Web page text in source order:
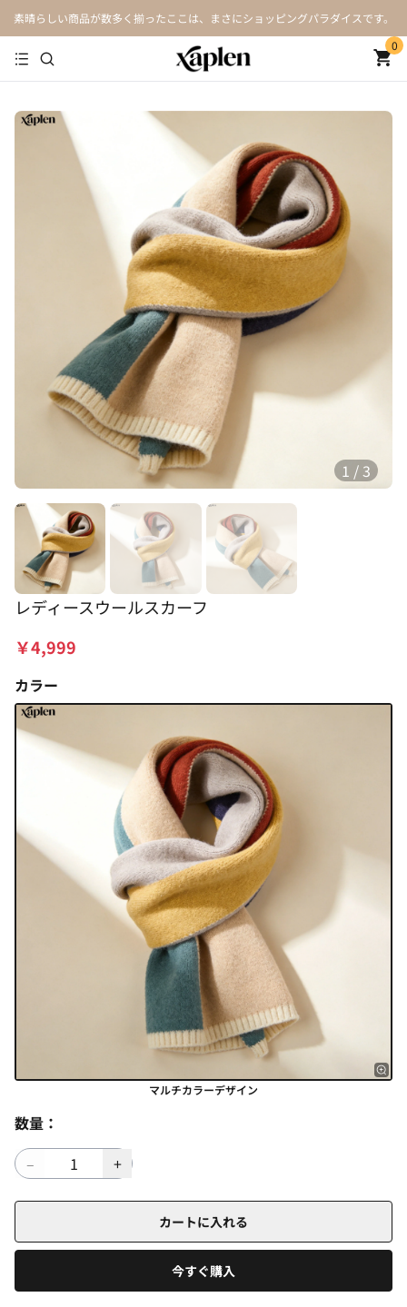
素晴らしい商品が数多く揃ったここは、まさにショッピングパラダイスです。
0
1 /3
レディースウールスカーフ
￥4,999
カラー
マルチカラーデザイン
数量：
カートに入れる
今すぐ購入